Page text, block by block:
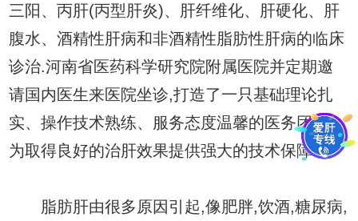
三阳、丙肝(丙型肝炎)、肝纤维化、肝硬化、肝
腹水、酒精性肝病和非酒精性脂肪性肝病的临床
诊治.河南省医药科学研究院附属医院并定期邀
请国内医生来医院坐诊,打造了一只基础理论扎
实、操作技术熟练、服务态度温馨的医务团队,
为取得良好的治肝效果提供强大的技术保障.
脂肪肝由很多原因引起,像肥胖,饮酒,糖尿病,